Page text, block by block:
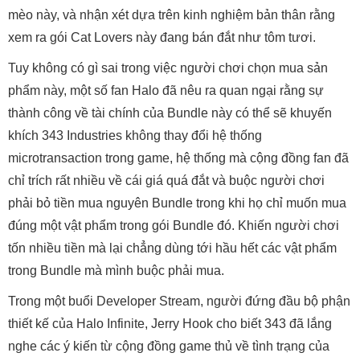
mèo này, và nhận xét dựa trên kinh nghiệm bản thân rằng
xem ra gói Cat Lovers này đang bán đắt như tôm tươi.
Tuy không có gì sai trong việc người chơi chọn mua sản
phẩm này, một số fan Halo đã nêu ra quan ngại rằng sự
thành công về tài chính của Bundle này có thể sẽ khuyến
khích 343 Industries không thay đổi hệ thống
microtransaction trong game, hệ thống mà cộng đồng fan đã
chỉ trích rất nhiều về cái giá quá đắt và buộc người chơi
phải bỏ tiền mua nguyên Bundle trong khi họ chỉ muốn mua
đúng một vật phẩm trong gói Bundle đó. Khiến người chơi
tốn nhiều tiền mà lại chẳng dùng tới hầu hết các vật phẩm
trong Bundle mà mình buộc phải mua.
Trong một buổi Developer Stream, người đứng đầu bộ phận
thiết kế của Halo Infinite, Jerry Hook cho biết 343 đã lắng
nghe các ý kiến từ cộng đồng game thủ về tình trạng của